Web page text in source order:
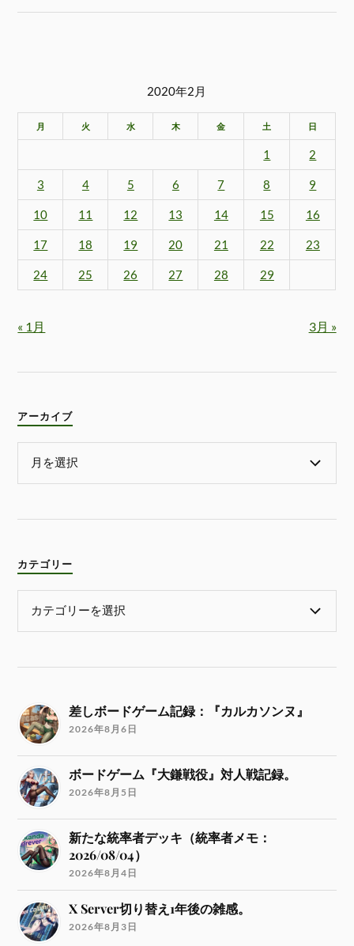
2020年2月
月 火 水 木 金 土 日
1 2
3 4 5 6 7 8 9
10 11 12 13 14 15 16
17 18 19 20 21 22 23
24 25 26 27 28 29
« 1月 3月 »
アーカイブ
カテゴリー
差しボードゲーム記録：『カルカソンヌ』
2026年8月6日
ボードゲーム『大鎌戦役』対人戦記録。
2026年8月5日
新たな統率者デッキ（統率者メモ：
2026/08/04）
2026年8月4日
X Server切り替え1年後の雑感。
2026年8月3日